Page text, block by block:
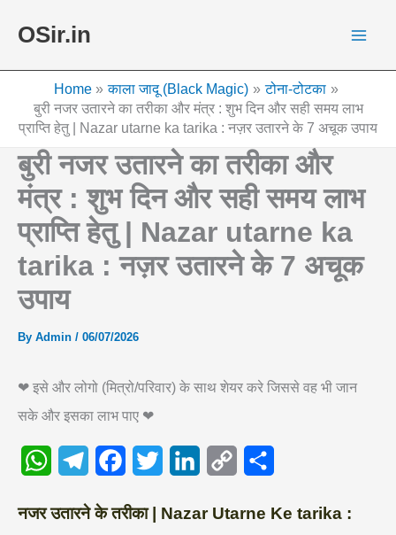
OSir.in
Home काला जादू (Black Magic)
टोना-टोटका
बुरी नजर उतारने का तरीका और मंत्र : शुभ दिन और सही समय लाभ
प्राप्ति हेतु | Nazar utarne ka tarika : नज़र उतारने के 7 अचूक उपाय
बुरी नजर उतारने का तरीका और
मंत्र : शुभ दिन और सही समय लाभ
प्राप्ति हेतु | Nazar utarne ka
tarika : नज़र उतारने के 7 अचूक
उपाय
By Admin / 06/07/2026
❤ इसे और लोगो (मित्रो/परिवार) के साथ शेयर करे जिससे वह भी जान
सके और इसका लाभ पाए ❤
h
e
a
w
i
o
h
नजर उतारने के तरीका | Nazar Utarne Ke tarika :